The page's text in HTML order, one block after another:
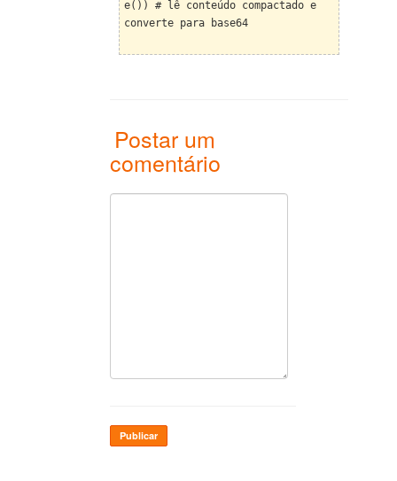
e()) # lê conteúdo compactado e
converte para base64
Postar um
comentário
Publicar